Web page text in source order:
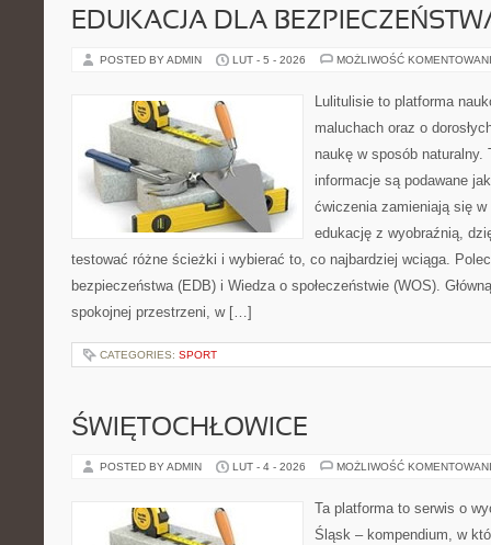
EDUKACJA DLA
POSTED BY ADMIN LUT - 5 - 2026 MOŻLIWOŚĆ
Lulitulisie to platforma
maluchach oraz o
naukę w sposób
informacje są podawane
ćwiczenia zamieniają się w
edukację z wyobraźnią,
testować różne ścieżki i wybierać to, co najbardziej wciąga.
bezpieczeństwa (EDB) i Wiedza o społeczeństwie (WOS).
spokojnej przestrzeni, w […]
CATEGORIES: SPORT
ŚWIĘTOCHŁOWICE
POSTED BY ADMIN LUT - 4 - 2026 MOŻLIWOŚĆ
Ta platforma to serwis o
Śląsk – kompendium, w